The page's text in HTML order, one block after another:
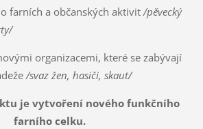
farních a občanských aktivit/pěvecký
organizacemi, které se zabývají
/svaz žen, hasiči, skaut/
je vytvoření nového funkčního
farního celku.